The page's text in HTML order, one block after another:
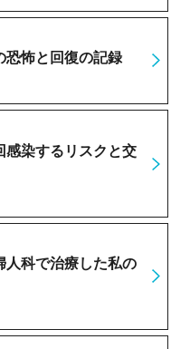
恐怖と回復の記録
感染するリスクと交
人科で治療した私の